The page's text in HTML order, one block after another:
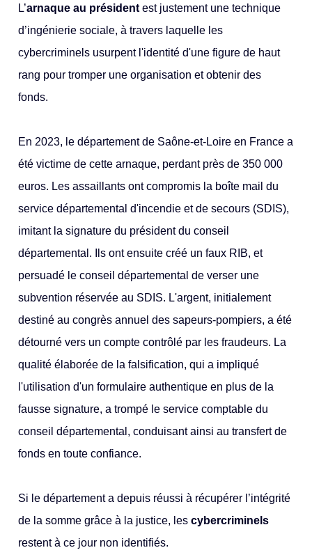
L’arnaque au président est justement une technique
d’ingénierie sociale, à travers laquelle les
cybercriminels usurpent l'identité d'une figure de haut
rang pour tromper une organisation et obtenir des
fonds.
En 2023, le département de Saône-et-Loire en France a
été victime de cette arnaque, perdant près de 350 000
euros. Les assaillants ont compromis la boîte mail du
service départemental d'incendie et de secours (SDIS),
imitant la signature du président du conseil
départemental. Ils ont ensuite créé un faux RIB, et
persuadé le conseil départemental de verser une
subvention réservée au SDIS. L'argent, initialement
destiné au congrès annuel des sapeurs-pompiers, a été
détourné vers un compte contrôlé par les fraudeurs. La
qualité élaborée de la falsification, qui a impliqué
l'utilisation d'un formulaire authentique en plus de la
fausse signature, a trompé le service comptable du
conseil départemental, conduisant ainsi au transfert de
fonds en toute confiance.
Si le département a depuis réussi à récupérer l’intégrité
de la somme grâce à la justice, lescybercriminels
restent à ce jour non identifiés.